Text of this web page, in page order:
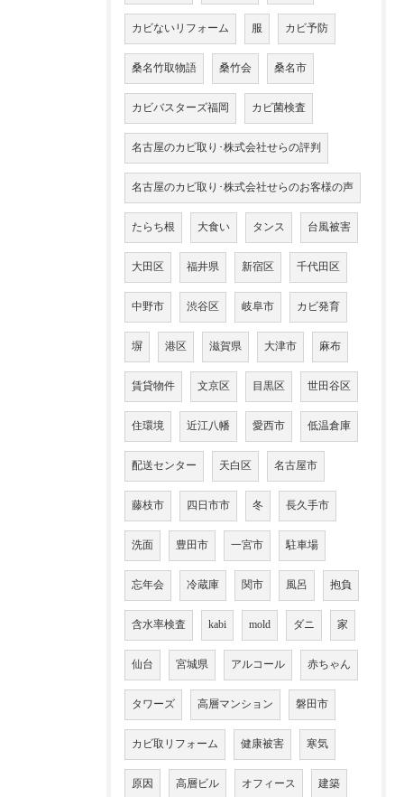
カビないリフォーム 服 カビ予防
桑名竹取物語 桑竹会 桑名市
カビバスターズ福岡 カビ菌検査
名古屋のカビ取り･株式会社せらの評判
名古屋のカビ取り･株式会社せらのお客様の声
たらち根 大食い タンス 台風被害
大田区 福井県 新宿区 千代田区
中野市 渋谷区 岐阜市 カビ発育
塀 港区 滋賀県 大津市 麻布
賃貸物件 文京区 目黒区 世田谷区
住環境 近江八幡 愛西市 低温倉庫
配送センター 天白区 名古屋市
藤枝市 四日市市 冬 長久手市
洗面 豊田市 一宮市 駐車場
忘年会 冷蔵庫 関市 風呂 抱負
含水率検査 kabi mold ダニ 家
仙台 宮城県 アルコール 赤ちゃん
タワーズ 高層マンション 磐田市
カビ取リフォーム 健康被害 寒気
原因 高層ビル オフィース 建築